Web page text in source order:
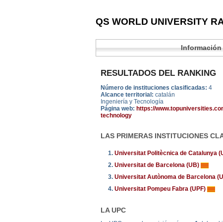
QS WORLD UNIVERSITY
Información
RESULTADOS DEL RANKING
Número de instituciones clasificadas: 4
Alcance territorial: catalán
Ingeniería y Tecnología
Página web: https://
technology
LAS PRIMERAS INSTITUCIONES
1. Universitat Politècnica de Catalunya
2. Universitat de Barcelona (UB)
3. Universitat Autònoma de Barcelona
4. Universitat Pompeu Fabra (UPF)
LA UPC